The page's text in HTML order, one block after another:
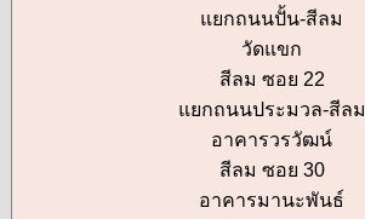
แยกถนนปั้น-สีลม
วัดแขก
สีลม ซอย 22
แยกถนนประมวล-สีลม
อาคารวรวัฒน์
สีลม ซอย 30
อาคารมานะพันธ์